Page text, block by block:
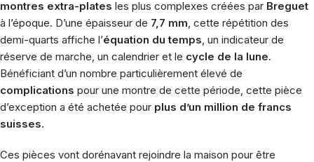
montres extra-plates les plus complexes créées par Breguet
à l’époque. D’une épaisseur de 7,7 mm , cette répétition des
demi-quarts affiche l’équation du temps , un indicateur de
réserve de marche, un calendrier et le cycle de la lune.
Bénéficiant d’un nombre particulièrement élevé de
complications pour une montre de cette période, cette pièce
d’exception a été achetée pour plus d’un million de francs
suisses.
Ces pièces vont dorénavant rejoindre la maison pour être